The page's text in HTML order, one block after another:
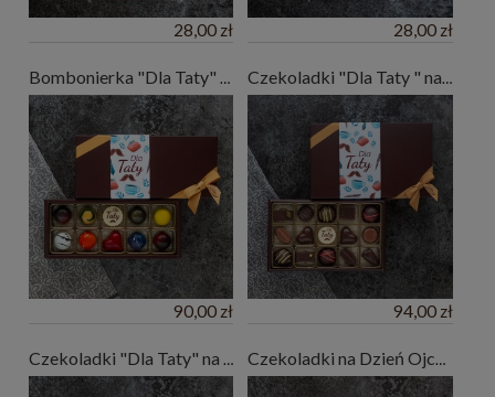
28,00 zł 28,00 zł
Bombonierka "Dla Taty" - prezent na Dzień Ojca - czekoladki 10 szt.
90,00 zł
Czekoladki "Dla Taty " na Dzień Ojca - 15 pralin
94,00 zł
Czekoladki "Dla Taty" na Dzień Ojca - 6 pralin Czekoladki na Dzień Ojca - 4 praliny